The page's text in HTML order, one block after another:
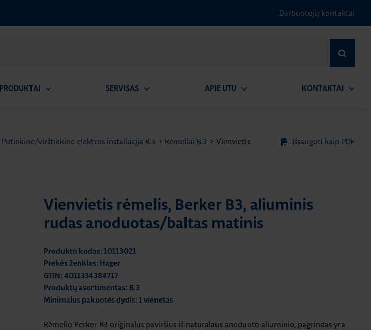
Darbuotojų kontaktai
PRODUKTAI SERVISAS APIE UTU KONTAKTAI
Potinkinė/virštinkinė elektros instaliacija B.3 > Rėmeliai B.3 > Vienvietis
Išsaugoti kaip PDF
Vienvietis rėmelis, Berker B3, aliuminis
rudas anoduotas/baltas matinis
Produkto kodas: 10113021
Prekės ženklas: Hager
GTIN: 4011334384717
Produktų asortimentas: B.3
Minimalus pakuotės dydis: 1 vienetas
Rėmelio Berker B3 originalus paviršius iš natūralaus anoduoto aliuminio, pagrindas yra